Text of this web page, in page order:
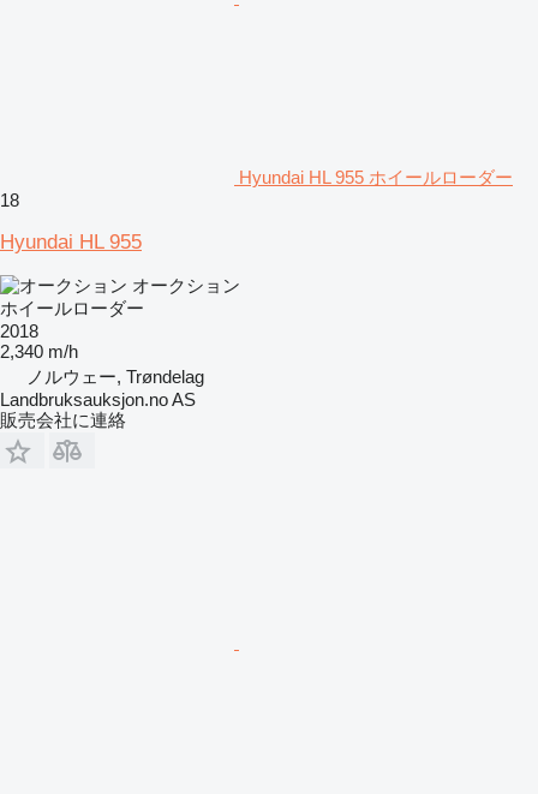
Hyundai HL 955 ホイールローダー
18
Hyundai HL 955
オークション
ホイールローダー
2018
2,340 m/h
ノルウェー, Trøndelag
Landbruksauksjon.no AS
販売会社に連絡